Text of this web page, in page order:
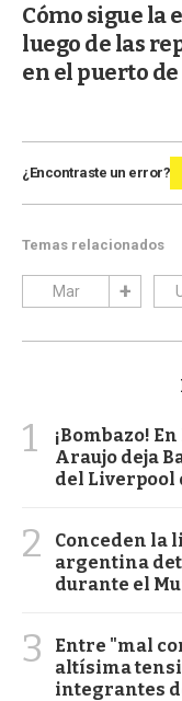
Cómo sigue la
luego de las
en el puerto
¿Encontraste un error?
Temas relacionados
Mar
1
¡Bombazo!
Araujo deja
del
2
Conceden la
argentina
durante el
3
Entre "mal
altísima
integrantes